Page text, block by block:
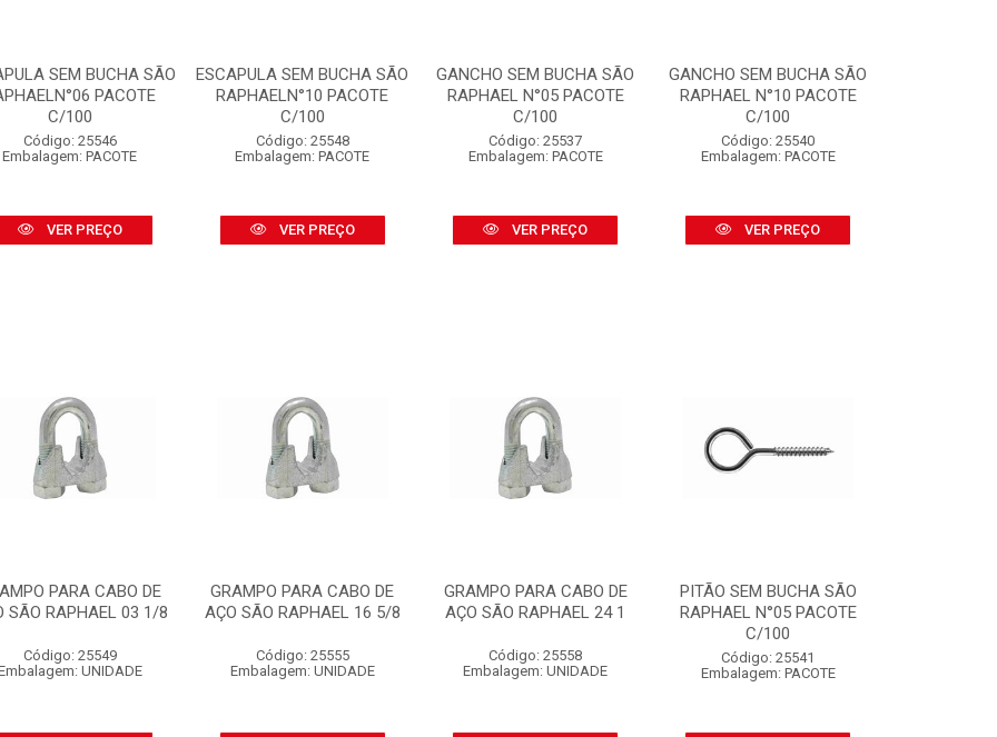
SEM BUCHA SÃO
PACOTE
C/100
Código: 25546
Embalagem: PACOTE
VER PREÇO
ESCAPULA SEM BUCHA SÃO
RAPHAELN°10 PACOTE
C/100
Código: 25548
Embalagem: PACOTE
VER PREÇO
GANCHO SEM BUCHA SÃO
RAPHAEL N°05 PACOTE
C/100
Código: 25537
Embalagem: PACOTE
VER PREÇO
GANCHO SEM BUCHA SÃO
RAPHAEL N°10 PACOTE
C/100
Código: 25540
Embalagem: PACOTE
VER PREÇO
PARA CABO DE
SÃO RAPHAEL 03 1/8
Código: 25549
UNIDADE
GRAMPO PARA CABO DE
AÇO SÃO RAPHAEL 16 5/8
Código: 25555
Embalagem: UNIDADE
GRAMPO PARA CABO DE
AÇO SÃO RAPHAEL 24 1
Código: 25558
Embalagem: UNIDADE
PITÃO SEM BUCHA SÃO
RAPHAEL N°05 PACOTE
C/100
Código: 25541
Embalagem: PACOTE